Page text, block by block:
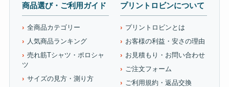
商品選び・ご利用ガイド
全商品カテゴリー
人気商品ランキング
売れ筋Tシャツ・ポロシャ
ツ
サイズの見方・測り方
プリントロビンについて
プリントロビンとは
お客様の利益・安さの理由
お見積もり・お問い合わせ
ご注文フォーム
ご利用規約・返品交換